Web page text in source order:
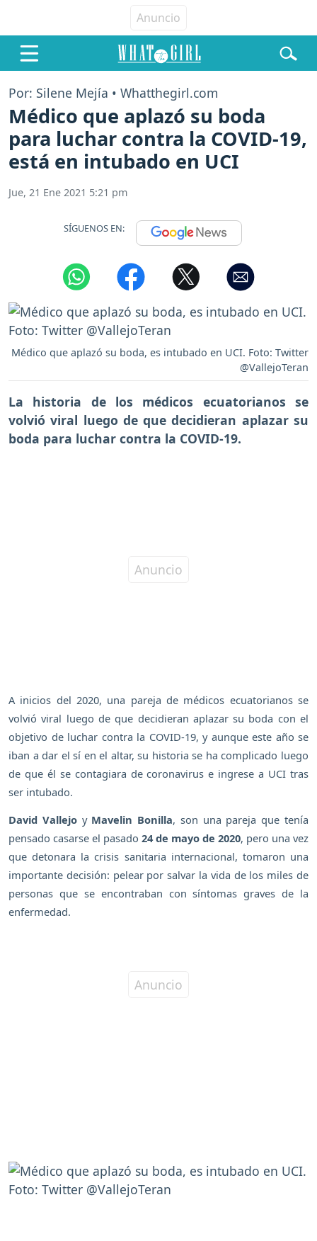
Por: Silene Mejía • Whatthegirl.com
Médico que aplazó su boda
para luchar contra la COVID-19,
está en intubado en UCI
Jue, 21 Ene 2021 5:21 pm
SÍGUENOS EN:
Médico que aplazó su boda, es intubado en UCI. Foto: Twitter
@VallejoTeran
La historia de los médicos ecuatorianos se
volvió viral luego de que decidieran aplazar su
boda para luchar contra la COVID-19.
A inicios del 2020, una pareja de médicos ecuatorianos se
volvió viral luego de que decidieran aplazar su boda con el
objetivo de luchar contra la COVID-19, y aunque este año se
iban a dar el sí en el altar, su historia se ha complicado luego
de que él se contagiara de coronavirus e ingrese a UCI tras
ser intubado.
David Vallejoy Mavelin Bonilla, son una pareja que tenía
pensado casarse el pasado 24 de mayo de 2020, pero una vez
que detonara la crisis sanitaria internacional, tomaron una
importante decisión: pelear por salvar la vida de los miles de
personas que se encontraban con síntomas graves de la
enfermedad.